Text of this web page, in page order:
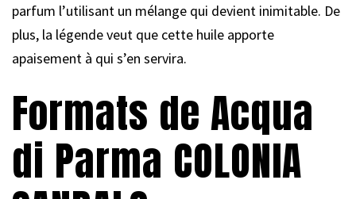
parfum l’utilisant un mélange qui devient inimitable. De
plus, la légende veut que cette huile apporte
apaisement à qui s’en servira.
Formats de Acqua
di Parma COLONIA